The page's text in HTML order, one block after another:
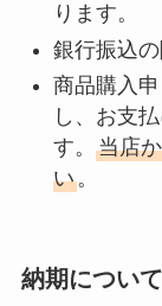
ります。
銀行振込
商品購入
し、お支
す。 当店
い。
納期について